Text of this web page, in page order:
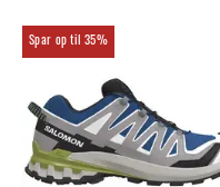
35%